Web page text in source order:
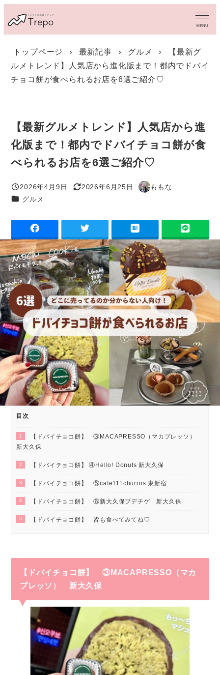
イ
MENU
トップページ 最新記事 グルメ
【最新グ
ルメトレンド】人気店から進化版まで！都内でドバイ
チョコ餅が食べられるお店を6選ご紹介♡
【最新グルメトレンド】人気店から進
化版まで！都内でドバイチョコ餅が食
べられるお店を6選ご紹介♡
投稿日
2026年4月9日
更新日
2026年6月25日
著
ももな
カテゴリー
グルメ
目次
1
【ドバイチョコ餅】 ③MACAPRESSO（マカプレッソ）
新大久保
2 【ドバイチョコ餅】 ④Hello! Donuts 新大久保
3 【ドバイチョコ餅】 ⑤cafe111churros 東新宿
4 【ドバイチョコ餅】 ⑥新大久保ブデチゲ 新大久保
5 【ドバイチョコ餅】 皆も食べてみてね♡
【ドバイチョコ餅】 ③MACAPRESSO（マカ
プレッソ） 新大久保